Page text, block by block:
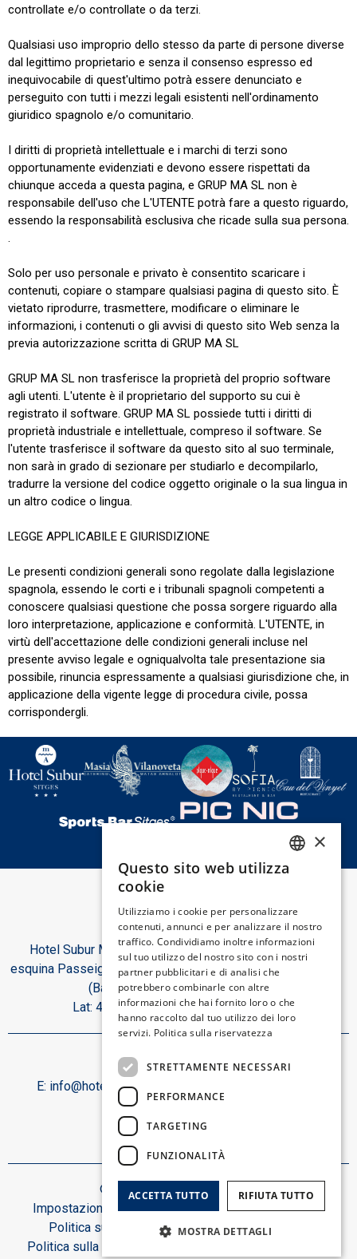
controllate e/o controllate o da terzi.
Qualsiasi uso improprio dello stesso da parte di persone diverse
dal legittimo proprietario e senza il consenso espresso ed
inequivocabile di quest'ultimo potrà essere denunciato e
perseguito con tutti i mezzi legali esistenti nell'ordinamento
giuridico spagnolo e/o comunitario.
I diritti di proprietà intellettuale e i marchi di terzi sono
opportunamente evidenziati e devono essere rispettati da
chiunque acceda a questa pagina, e GRUP MA SL non è
responsabile dell'uso che L'UTENTE potrà fare a questo riguardo,
essendo la responsabilità esclusiva che ricade sulla sua persona.
.
Solo per uso personale e privato è consentito scaricare i
contenuti, copiare o stampare qualsiasi pagina di questo sito. È
vietato riprodurre, trasmettere, modificare o eliminare le
informazioni, i contenuti o gli avvisi di questo sito Web senza la
previa autorizzazione scritta di GRUP MA SL
GRUP MA SL non trasferisce la proprietà del proprio software
agli utenti. L'utente è il proprietario del supporto su cui è
registrato il software. GRUP MA SL possiede tutti i diritti di
proprietà industriale e intellettuale, compreso il software. Se
l'utente trasferisce il software da questo sito al suo terminale,
non sarà in grado di sezionare per studiarlo e decompilarlo,
tradurre la versione del codice oggetto originale o la sua lingua in
un altro codice o lingua.
LEGGE APPLICABILE E GIURISDIZIONE
Le presenti condizioni generali sono regolate dalla legislazione
spagnola, essendo le corti e i tribunali spagnoli competenti a
conoscere qualsiasi questione che possa sorgere riguardo alla
loro interpretazione, applicazione e conformità. L'UTENTE, in
virtù dell'accettazione delle condizioni generali incluse nel
presente avviso legale e ogniqualvolta tale presentazione sia
possibile, rinuncia espressamente a qualsiasi giurisdizione che, in
applicazione della vigente legge di procedura civile, possa
corrispondergli.
Hotel Subur Maritim, Paseo Marítimo, s/n
esquina Passeig del Dr. Benaprés 08870 Sitges
(Barcelona). Spagna.
Lat: 41.2299 | Lon: 1.7944
E: info@hotelsuburmaritim.com
Seguici:
© Hotel Subur Maritim 2026.
Impostazioni dei cookie
Politica sui cookie
Politica sulla riservatezza
Avvertimento legale
Mappa web
CATALAN
GERMAN
ITALIAN
×
Questo sito web utilizza
cookie
Utilizziamo i cookie per personalizzare
contenuti, annunci e per analizzare il nostro
traffico. Condividiamo inoltre informazioni
sul tuo utilizzo del nostro sito con i nostri
partner pubblicitari e di analisi che
potrebbero combinarle con altre
informazioni che hai fornito loro o che
hanno raccolto dal tuo utilizzo dei loro
servizi. Politica sulla riservatezza
STRETTAMENTE NECESSARI
PERFORMANCE
TARGETING
FUNZIONALITÀ
ACCETTA TUTTO RIFIUTA TUTTO
MOSTRA DETTAGLI